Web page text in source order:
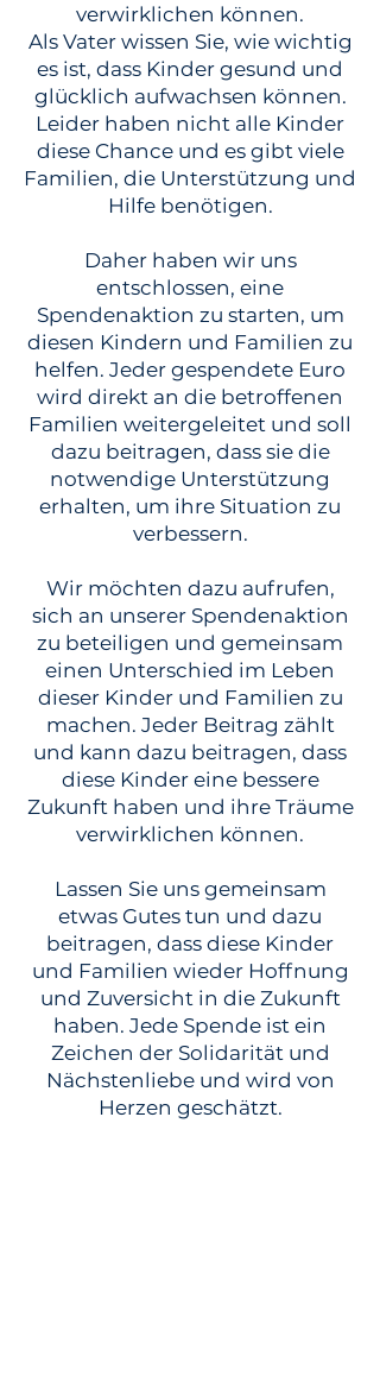
verwirklichen können.
Als Vater wissen Sie, wie wichtig
es ist, dass Kinder gesund und
glücklich aufwachsen können.
Leider haben nicht alle Kinder
diese Chance und es gibt viele
Familien, die Unterstützung und
Hilfe benötigen.
Daher haben wir uns
entschlossen, eine
Spendenaktion zu starten, um
diesen Kindern und Familien zu
helfen. Jeder gespendete Euro
wird direkt an die betroffenen
Familien weitergeleitet und soll
dazu beitragen, dass sie die
notwendige Unterstützung
erhalten, um ihre Situation zu
verbessern.
Wir möchten dazu aufrufen,
sich an unserer Spendenaktion
zu beteiligen und gemeinsam
einen Unterschied im Leben
dieser Kinder und Familien zu
machen. Jeder Beitrag zählt
und kann dazu beitragen, dass
diese Kinder eine bessere
Zukunft haben und ihre Träume
verwirklichen können.
Lassen Sie uns gemeinsam
etwas Gutes tun und dazu
beitragen, dass diese Kinder
und Familien wieder Hoffnung
und Zuversicht in die Zukunft
haben. Jede Spende ist ein
Zeichen der Solidarität und
Nächstenliebe und wird von
Herzen geschätzt.